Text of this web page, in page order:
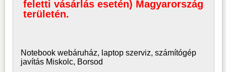
feletti vásárlás esetén) Magyarország
területén.
Notebook webáruház, laptop szerviz, számítógép
javítás Miskolc, Borsod